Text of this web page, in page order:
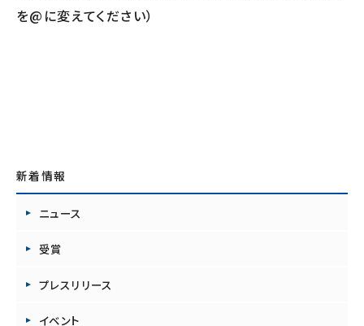
を@に変えてください）
新着情報
ニュース
受賞
プレスリリース
イベント